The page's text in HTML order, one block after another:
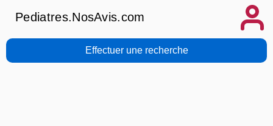
Pediatres.NosAvis.com
Effectuer une recherche